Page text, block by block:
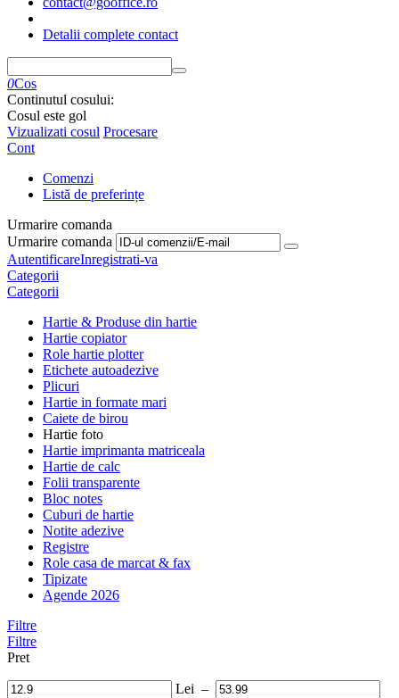
Detalii complete contact
0Cos
Continutul cosului:
Cosul este gol
Vizualizati cosul Procesare
Cont
Comenzi
Listă de preferințe
Urmarire comanda
Urmarire comanda
AutentificareInregistrati-va
Categorii
Categorii
Hartie & Produse din hartie
Hartie copiator
Role hartie plotter
Etichete autoadezive
Plicuri
Hartie in formate mari
Caiete de birou
Hartie foto
Hartie imprimanta matriceala
Hartie de calc
Folii transparente
Bloc notes
Cuburi de hartie
Notite adezive
Registre
Role casa de marcat & fax
Tipizate
Agende 2026
Filtre
Filtre
Pret
Lei –